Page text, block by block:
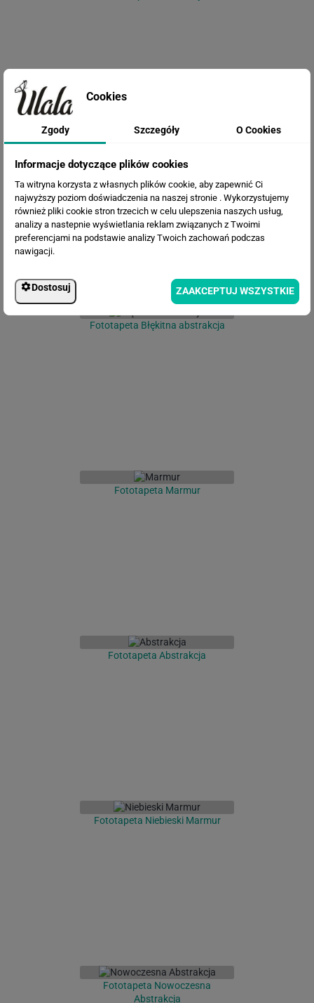
Fototapeta Granatowa abstrakcja
Fototapeta Błękitna abstrakcja
Fototapeta Marmur
Fototapeta Abstrakcja
Fototapeta Niebieski Marmur
Fototapeta Nowoczesna
Abstrakcja
Cookies
Zgody Szczegóły O Cookies
Informacje dotyczące plików cookies
Ta witryna korzysta z własnych plików cookie, aby zapewnić Ci
najwyższy poziom doświadczenia na naszej stronie . Wykorzystujemy
również pliki cookie stron trzecich w celu ulepszenia naszych usług,
analizy a nastepnie wyświetlania reklam związanych z Twoimi
preferencjami na podstawie analizy Twoich zachowań podczas
nawigacji.
Dostosuj ZAAKCEPTUJ WSZYSTKIE